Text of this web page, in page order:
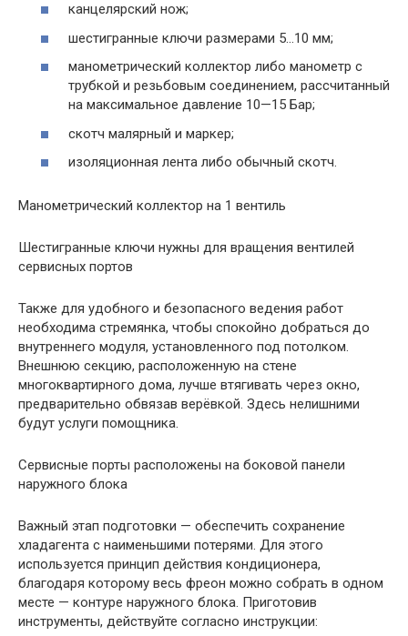
канцелярский нож;
шестигранные ключи размерами 5…10 мм;
манометрический коллектор либо манометр с
трубкой и резьбовым соединением, рассчитанный
на максимальное давление 10—15 Бар;
скотч малярный и маркер;
изоляционная лента либо обычный скотч.
Манометрический коллектор на 1 вентиль
Шестигранные ключи нужны для вращения вентилей
сервисных портов
Также для удобного и безопасного ведения работ
необходима стремянка, чтобы спокойно добраться до
внутреннего модуля, установленного под потолком.
Внешнюю секцию, расположенную на стене
многоквартирного дома, лучше втягивать через окно,
предварительно обвязав верёвкой. Здесь нелишними
будут услуги помощника.
Сервисные порты расположены на боковой панели
наружного блока
Важный этап подготовки — обеспечить сохранение
хладагента с наименьшими потерями. Для этого
используется принцип действия кондиционера,
благодаря которому весь фреон можно собрать в одном
месте — контуре наружного блока. Приготовив
инструменты, действуйте согласно инструкции: